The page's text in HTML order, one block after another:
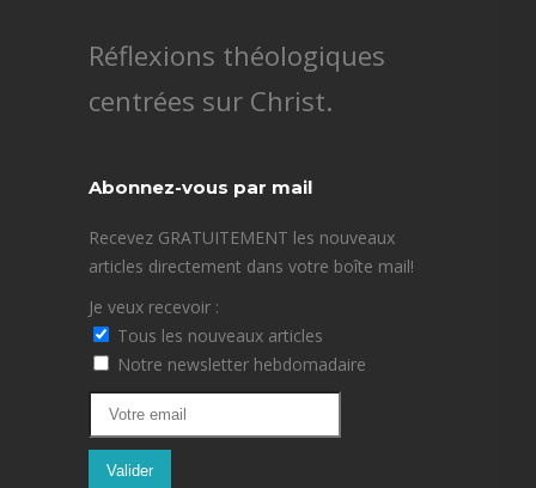
Réflexions théologiques
centrées sur Christ.
Abonnez-vous par mail
Recevez GRATUITEMENT les nouveaux
articles directement dans votre boîte mail!
Je veux recevoir :
Tous les nouveaux articles
Notre newsletter hebdomadaire